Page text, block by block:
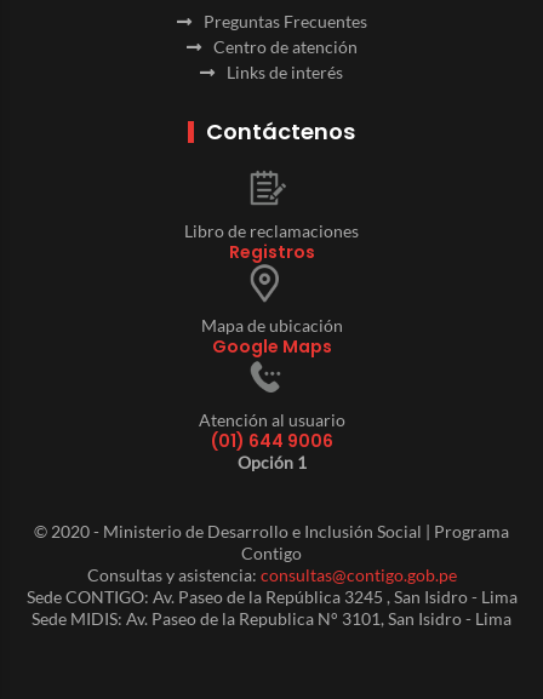
Preguntas Frecuentes
Centro de atención
Links de interés
Contáctenos
Libro de reclamaciones
Registros
Mapa de ubicación
Google Maps
Atención al usuario
(01) 644 9006
Opción 1
© 2020 - Ministerio de Desarrollo e Inclusión Social | Programa
Contigo
Consultas y asistencia: consultas@contigo.gob.pe
Sede CONTIGO: Av. Paseo de la República 3245 , San Isidro - Lima
Sede MIDIS: Av. Paseo de la Republica N° 3101, San Isidro - Lima